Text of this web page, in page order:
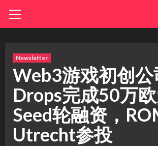
Menu
Newsletter
Web3游戏初创
Drops完成50万
Seed轮融资，
Utrecht参投